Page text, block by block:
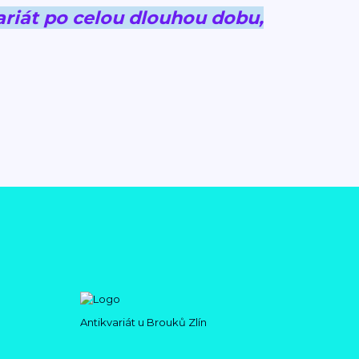
po celou dlouhou dobu,
Antikvariát u Brouků Zlín